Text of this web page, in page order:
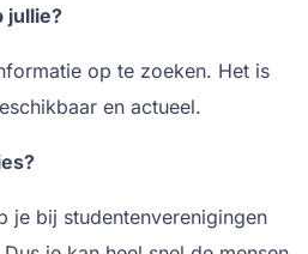
jullie?
op te zoeken. Het is
en actueel.
je bij studentenverenigingen